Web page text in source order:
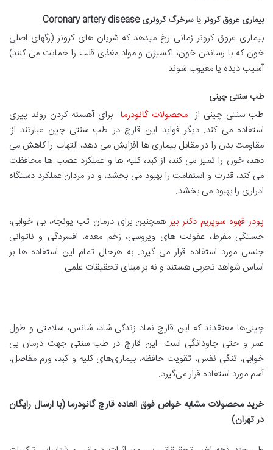
بیماری عروق کرونر یا سرخرگ کرونریCoronary artery disease
بیماری عروق کرونر زمانی رخ میدهد که شریان های کرونر (رگهای اصلی
خون که با رساندن خون، اکسیژن و مواد مغذی قلب را حمایت می کنند)
آسیب دیده یا معیوب شوند.
طب سنتی چینی
طب سنتی چینی ازمحصولات گانودرما برای آهسته کردن روند پیری
استفاده می کند. دیگر فواید این قارچ در طب سنتی چین عبارتند از:
مقاومت بدن را در مقابل بیماری ها افزایش می دهد، التهاب را کاهش می
دهد، خون را تمیز می کند، از کبد، کلیه ها و عملکرد عصب ها محافظت
می کند، قدرت و استقامت را بهبود می بخشد، و در مردان عملکرد دستگاه
ادراری را بهبود می بخشد.
پودر قهوه سوپریم دکتر بیز همچنین برای درمان تب یونجه، بی خوابی،
خستگی مفرط، عفونت های ویروسی، زخم معده، افسردگی و ناتوانی
جنسی مورد استفاده قرار می گیرد. به هرحال تمام این استفاده ها بر
اساس شواهد تجربی هستند و نه بر مبنای تحقیقات علمی.
چینی‌ها معتقدند که این قارچ نماد زندگی شاد، شانس، سلامتی و طول
عمر و حتی جاودانگی است. این قارچ در طب سنتی جهت درمان بی
خوابی، تنگی نفس، تقویت حافظه، بیماری‌های کلیه و کبد، ورم مفاصل،
آسم مورد استفاده قرار می‌گیرد.
خرید محصولات مشابه خواص فوق العاده قارچ گانودرما (با ارسال رایگان
در تهران)